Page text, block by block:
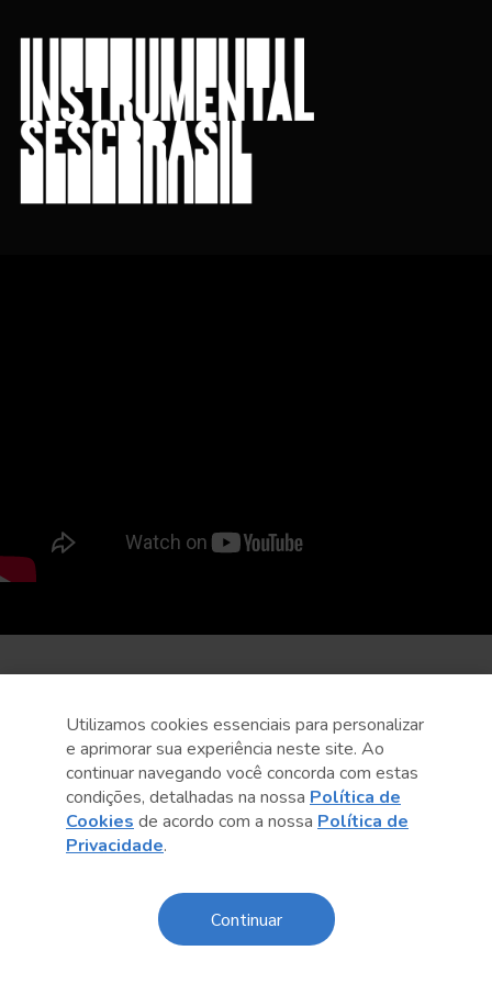
Utilizamos cookies essenciais para personalizar
e aprimorar sua experiência neste site. Ao
continuar navegando você concorda com estas
condições, detalhadas na nossa Política de
Cookies de acordo com a nossa Política de
Privacidade.
Continuar